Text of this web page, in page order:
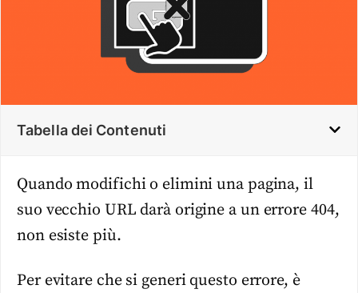
Tabella dei Contenuti
Quando modifichi o elimini una pagina, il
suo vecchio URL darà origine a un errore 404,
non esiste più.
Per evitare che si generi questo errore, è